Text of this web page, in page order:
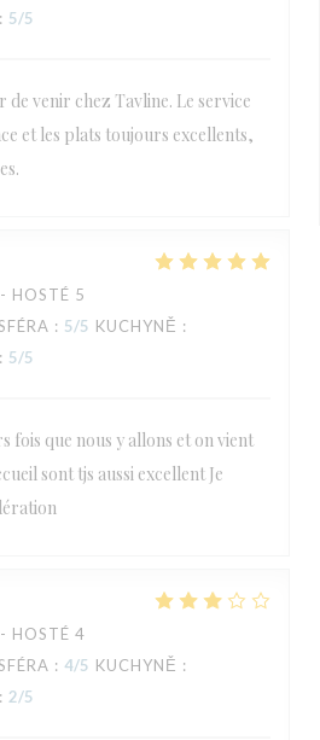
: 5/5
venir chez Tavline. Le service
et les plats toujours excellents,
HOSTÉ 5
: 5/5 KUCHYNĚ :
: 5/5
fois que nous y allons et on vient
sont tjs aussi excellent Je
HOSTÉ 4
: 4/5 KUCHYNĚ :
: 2/5